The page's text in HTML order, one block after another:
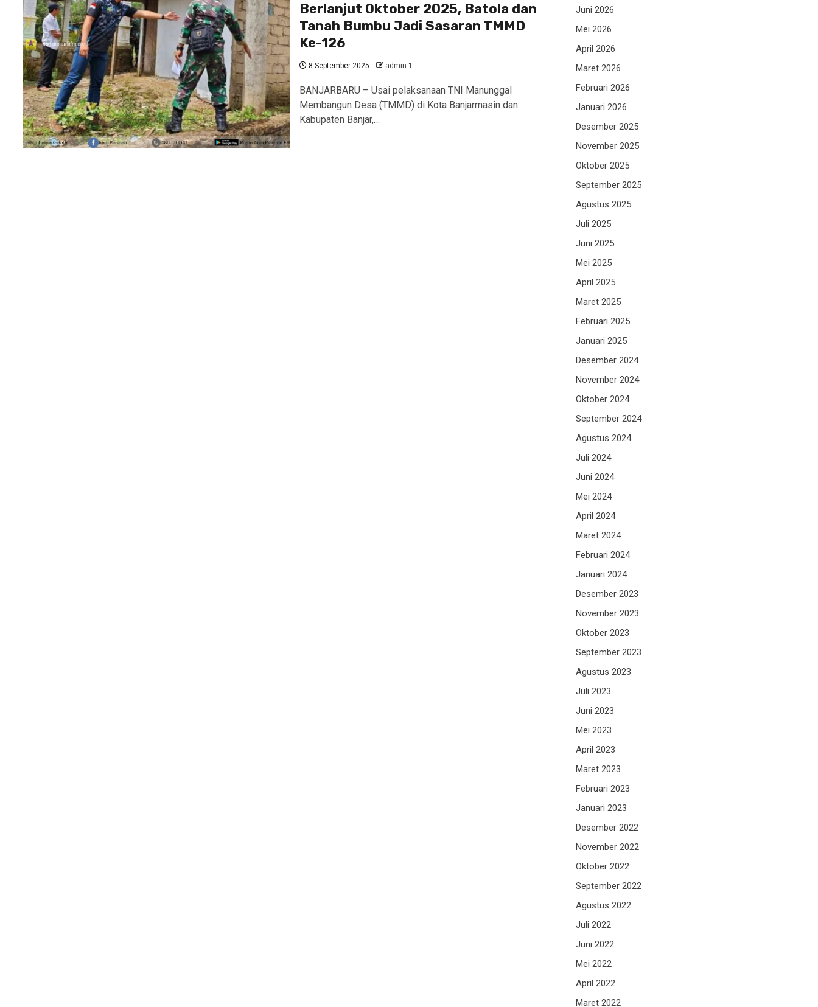
Berlanjut Oktober 2025, Batola dan
Tanah Bumbu Jadi Sasaran TMMD
Ke-126
8 September 2025 admin 1
BANJARBARU – Usai pelaksanaan TNI Manunggal
Membangun Desa (TMMD) di Kota Banjarmasin dan
Kabupaten Banjar,…
Juni 2026
Mei 2026
April 2026
Maret 2026
Februari 2026
Januari 2026
Desember 2025
November 2025
Oktober 2025
September 2025
Agustus 2025
Juli 2025
Juni 2025
Mei 2025
April 2025
Maret 2025
Februari 2025
Januari 2025
Desember 2024
November 2024
Oktober 2024
September 2024
Agustus 2024
Juli 2024
Juni 2024
Mei 2024
April 2024
Maret 2024
Februari 2024
Januari 2024
Desember 2023
November 2023
Oktober 2023
September 2023
Agustus 2023
Juli 2023
Juni 2023
Mei 2023
April 2023
Maret 2023
Februari 2023
Januari 2023
Desember 2022
November 2022
Oktober 2022
September 2022
Agustus 2022
Juli 2022
Juni 2022
Mei 2022
April 2022
Maret 2022